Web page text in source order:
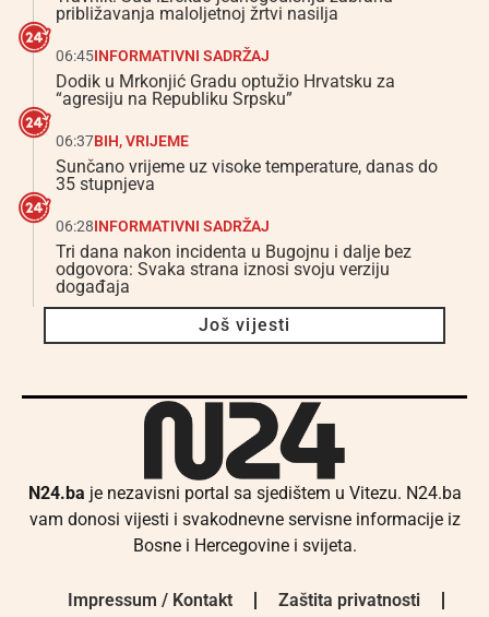
približavanja maloljetnoj žrtvi nasilja
06:45INFORMATIVNI SADRŽAJ
Dodik u Mrkonjić Gradu optužio Hrvatsku za
“agresiju na Republiku Srpsku”
06:37BIH,VRIJEME
Sunčano vrijeme uz visoke temperature, danas do
35 stupnjeva
06:28INFORMATIVNI SADRŽAJ
Tri dana nakon incidenta u Bugojnu i dalje bez
odgovora: Svaka strana iznosi svoju verziju
događaja
Još vijesti
N24.ba je nezavisni portal sa sjedištem u Vitezu. N24.ba
vam donosi vijesti i svakodnevne servisne informacije iz
Bosne i Hercegovine i svijeta.
Impressum / Kontakt Zaštita privatnosti